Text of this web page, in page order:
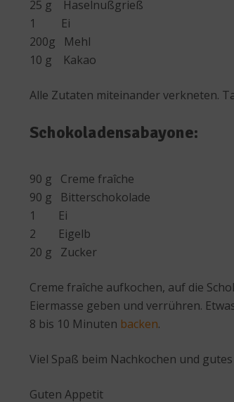
25 g Haselnußgrieß
1 Ei
200g Mehl
10 g Kakao
Alle Zutaten miteinander verkneten.
Schokoladensabayone:
90 g Creme fraîche
90 g Bitterschokolade
1 Ei
2 Eigelb
20 g Zucker
Creme fraîche aufkochen, auf die
Eiermasse geben und verrühren.
8 bis 10 Minuten backen.
Viel Spaß beim Nachkochen und
Guten Appetit